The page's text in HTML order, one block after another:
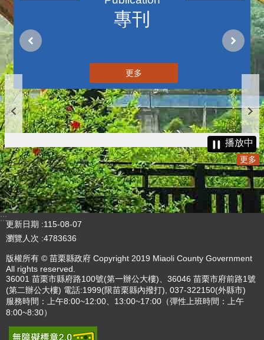
專刊
更多
播放中
更多
:::
更新日期
115-08-07
瀏覽人次 4783636
版權所有 © 苗栗縣政府 Copyright 2019 Miaoli County Government
All rights reserved.
36001 苗栗市縣府路100號(第一辦公大樓)、36046 苗栗市府前路1號
(第二辦公大樓) 電話:1999(限苗栗縣內撥打), 037-322150(外縣市)
服務時間：上午8:00~12:00、13:00~17:00（彈性上班時間：上午
8:00~8:30）